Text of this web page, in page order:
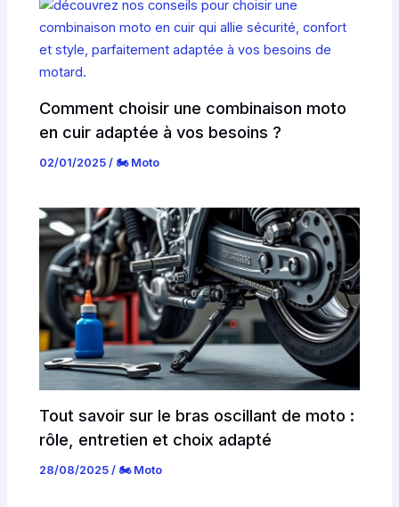
Comment choisir une combinaison moto
en cuir adaptée à vos besoins ?
02/01/2025/ 🏍️ Moto
Tout savoir sur le bras oscillant de moto :
rôle, entretien et choix adapté
28/08/2025/ 🏍️ Moto